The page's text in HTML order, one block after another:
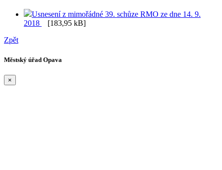
Usnesení z mimořádné 39. schůze RMO ze dne 14. 9.
2018
[183,95 kB]
Zpět
Městský úřad Opava
×